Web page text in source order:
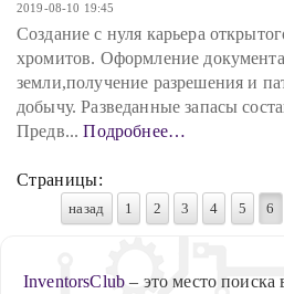
2019-08-10 19:45
Создание с нуля карьера
хромитов. Оформление
земли,получение разрешения и
добычу. Разведанные запасы
Предв...Подробнее…
Страницы:
назад 1 2 3 4 5 6
InventorsClub – это место